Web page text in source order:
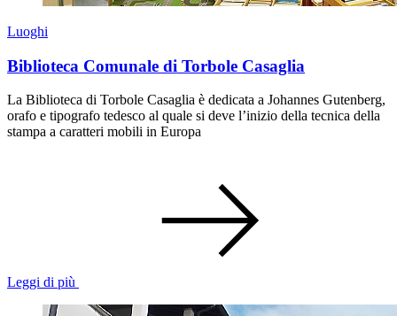
Luoghi
Biblioteca Comunale di Torbole Casaglia
La Biblioteca di Torbole Casaglia è dedicata a Johannes Gutenberg,
orafo e tipografo tedesco al quale si deve l’inizio della tecnica della
stampa a caratteri mobili in Europa
Leggi di più